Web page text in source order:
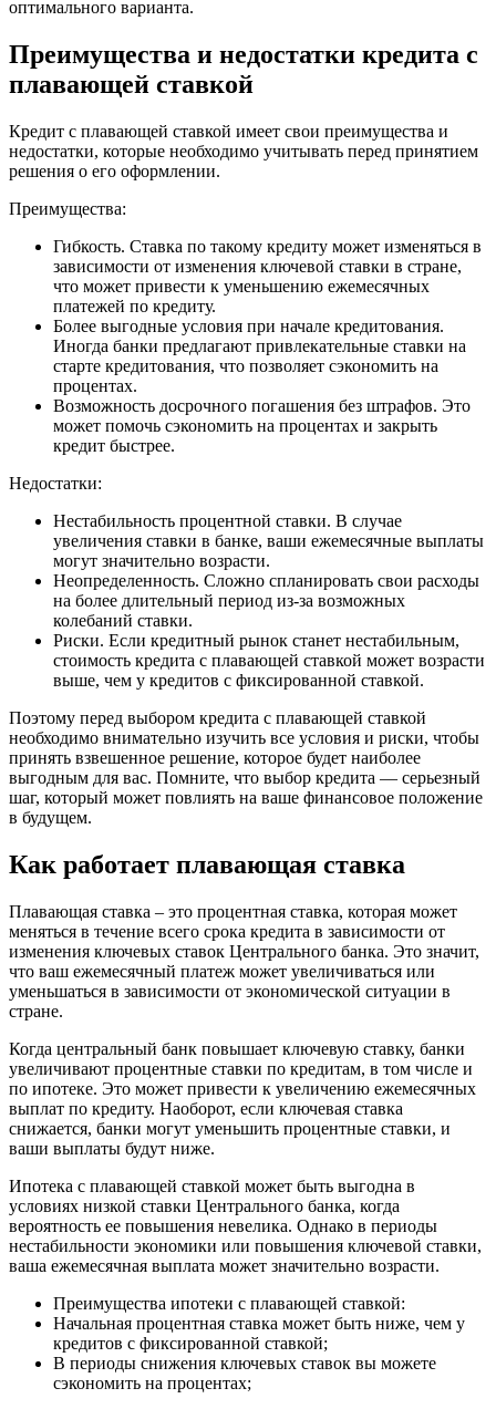
оптимального варианта.
Преимущества и недостатки кредита с
плавающей ставкой
Кредит с плавающей ставкой имеет свои преимущества и
недостатки, которые необходимо учитывать перед принятием
решения о его оформлении.
Преимущества:
Гибкость. Ставка по такому кредиту может изменяться в
зависимости от изменения ключевой ставки в стране,
что может привести к уменьшению ежемесячных
платежей по кредиту.
Более выгодные условия при начале кредитования.
Иногда банки предлагают привлекательные ставки на
старте кредитования, что позволяет сэкономить на
процентах.
Возможность досрочного погашения без штрафов. Это
может помочь сэкономить на процентах и закрыть
кредит быстрее.
Недостатки:
Нестабильность процентной ставки. В случае
увеличения ставки в банке, ваши ежемесячные выплаты
могут значительно возрасти.
Неопределенность. Сложно спланировать свои расходы
на более длительный период из-за возможных
колебаний ставки.
Риски. Если кредитный рынок станет нестабильным,
стоимость кредита с плавающей ставкой может возрасти
выше, чем у кредитов с фиксированной ставкой.
Поэтому перед выбором кредита с плавающей ставкой
необходимо внимательно изучить все условия и риски, чтобы
принять взвешенное решение, которое будет наиболее
выгодным для вас. Помните, что выбор кредита — серьезный
шаг, который может повлиять на ваше финансовое положение
в будущем.
Как работает плавающая ставка
Плавающая ставка – это процентная ставка, которая может
меняться в течение всего срока кредита в зависимости от
изменения ключевых ставок Центрального банка. Это значит,
что ваш ежемесячный платеж может увеличиваться или
уменьшаться в зависимости от экономической ситуации в
стране.
Когда центральный банк повышает ключевую ставку, банки
увеличивают процентные ставки по кредитам, в том числе и
по ипотеке. Это может привести к увеличению ежемесячных
выплат по кредиту. Наоборот, если ключевая ставка
снижается, банки могут уменьшить процентные ставки, и
ваши выплаты будут ниже.
Ипотека с плавающей ставкой может быть выгодна в
условиях низкой ставки Центрального банка, когда
вероятность ее повышения невелика. Однако в периоды
нестабильности экономики или повышения ключевой ставки,
ваша ежемесячная выплата может значительно возрасти.
Преимущества ипотеки с плавающей ставкой:
Начальная процентная ставка может быть ниже, чем у
кредитов с фиксированной ставкой;
В периоды снижения ключевых ставок вы можете
сэкономить на процентах;